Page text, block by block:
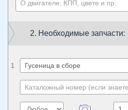
2. Необходимые запчасти:
1